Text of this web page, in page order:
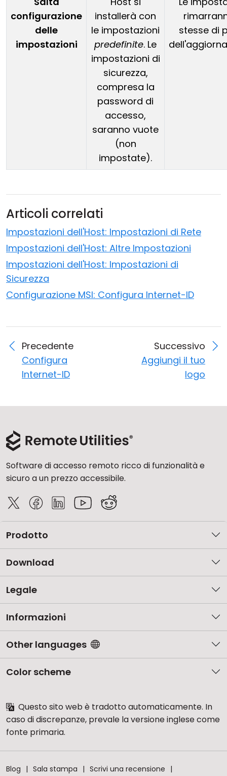
configurazione
delle
impostazioni
installerà con
le impostazioni
predefinite. Le
impostazioni di
sicurezza,
compresa la
password di
accesso,
saranno vuote
(non
impostate).
stesse di
Articoli correlati
Impostazioni dell'Host: Impostazioni di Rete
Impostazioni dell'Host: Altre Impostazioni
Impostazioni dell'Host: Impostazioni di
Sicurezza
Configurazione MSI: Configura Internet-ID
Precedente
Configura
Internet-ID
Successivo
Aggiungi il tuo
logo
Software di accesso remoto ricco di funzionalità e
sicuro a un prezzo accessibile.
Prodotto
Download
Legale
Informazioni
Other languages
Color scheme
Questo sito web è tradotto automaticamente. In
caso di discrepanze, prevale la versione inglese come
fonte primaria.
Blog Sala stampa
Scrivi una recensione